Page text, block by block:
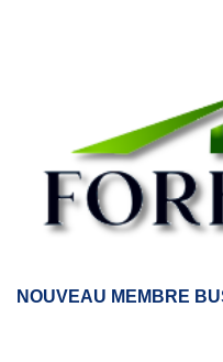
NOUVEAU MEMBRE